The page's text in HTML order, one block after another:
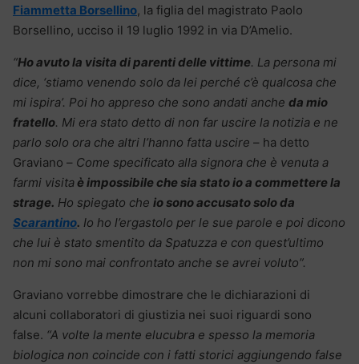
Fiammetta Borsellino, la figlia del magistrato Paolo
Borsellino, ucciso il 19 luglio 1992 in via D’Amelio.
“Ho avuto la visita di parenti delle vittime. La persona mi
dice, ‘stiamo venendo solo da lei perché c’è qualcosa che
mi ispira’. Poi ho appreso che sono andati anche da mio
fratello. Mi era stato detto di non far uscire la notizia e ne
parlo solo ora che altri l’hanno fatta uscire – ha detto
Graviano – Come specificato alla signora che è venuta a
farmi visitaè impossibile che sia stato io a commettere la
strage. Ho spiegato che io sono accusato solo da
Scarantino. Io ho l’ergastolo per le sue parole e poi dicono
che lui è stato smentito da Spatuzza e con quest’ultimo
non mi sono mai confrontato anche se avrei voluto”.
Graviano vorrebbe dimostrare che le dichiarazioni di
alcuni collaboratori di giustizia nei suoi riguardi sono
false. “A volte la mente elucubra e spesso la memoria
biologica non coincide con i fatti storici aggiungendo false